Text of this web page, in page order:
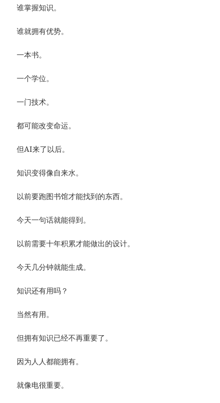
谁掌握知识。
谁就拥有优势。
一本书。
一个学位。
一门技术。
都可能改变命运。
但AI来了以后。
知识变得像自来水。
以前要跑图书馆才能找到的东西。
今天一句话就能得到。
以前需要十年积累才能做出的设计。
今天几分钟就能生成。
知识还有用吗？
当然有用。
但拥有知识已经不再重要了。
因为人人都能拥有。
就像电很重要。